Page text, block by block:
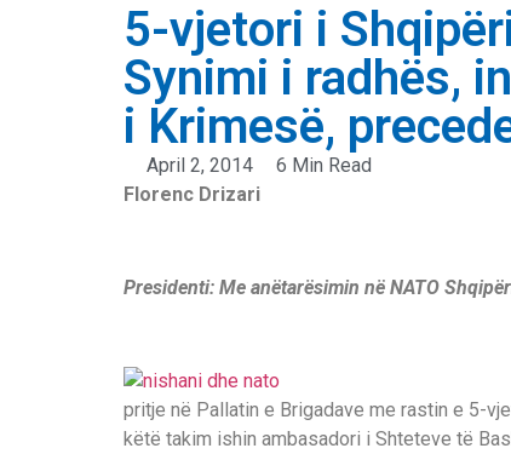
5-vjetori i
Synimi i radhës,
i Krimesë,
April 2, 2014
6 Min Read
Florenc Drizari
Presidenti: Me anëtarësimin në NATO
pritje në Pallatin e Brigadave me rastin e 5-
këtë takim ishin ambasadori i Shteteve të